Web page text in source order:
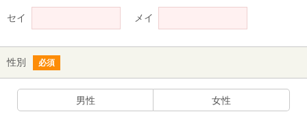
セイ メイ
性別 必須
男性 女性